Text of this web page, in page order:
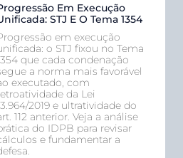
Em Execução
STJ E O Tema 1354
em execução
o STJ fixou no Tema
que cada condenação
a norma mais favorável
executado, com
da Lei
2019 e ultratividade do
112 anterior. Veja a análise
do IDPB para revisar
e fundamentar a